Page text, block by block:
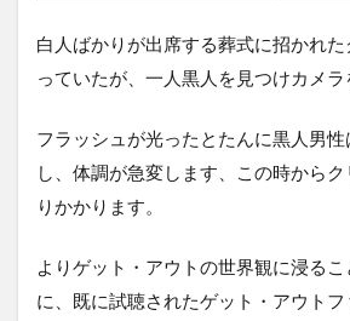
白人ばかりが出席する葬式に招かれ
っていたが、一人黒人を見つけカメラ
フラッシュが光ったとたんに黒人男
し、体調が急変します、この時から
りかかります。
よりゲット・アウトの世界観に浸るこ
に、既に試聴されたゲット・アウト